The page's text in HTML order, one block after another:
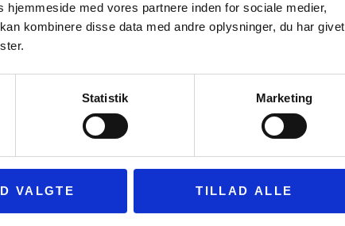
med vores partnere inden for sociale medier,
kombinere disse data med andre oplysninger, du har givet
Statistik Marketing
VALGTE TILLAD ALLE
NYHEDSBREV